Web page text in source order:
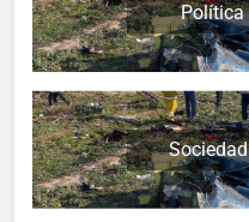
Política
Sociedad